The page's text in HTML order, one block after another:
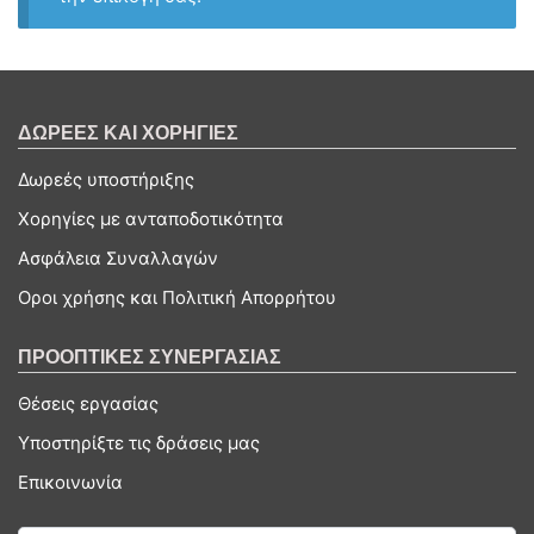
ΔΩΡΕΕΣ ΚΑΙ ΧΟΡΗΓΙΕΣ
Δωρεές υποστήριξης
Χορηγίες με ανταποδοτικότητα
Ασφάλεια Συναλλαγών
Οροι χρήσης και Πολιτική Απορρήτου
ΠΡΟΟΠΤΙΚΕΣ ΣΥΝΕΡΓΑΣΙΑΣ
Θέσεις εργασίας
Υποστηρίξτε τις δράσεις μας
Επικοινωνία